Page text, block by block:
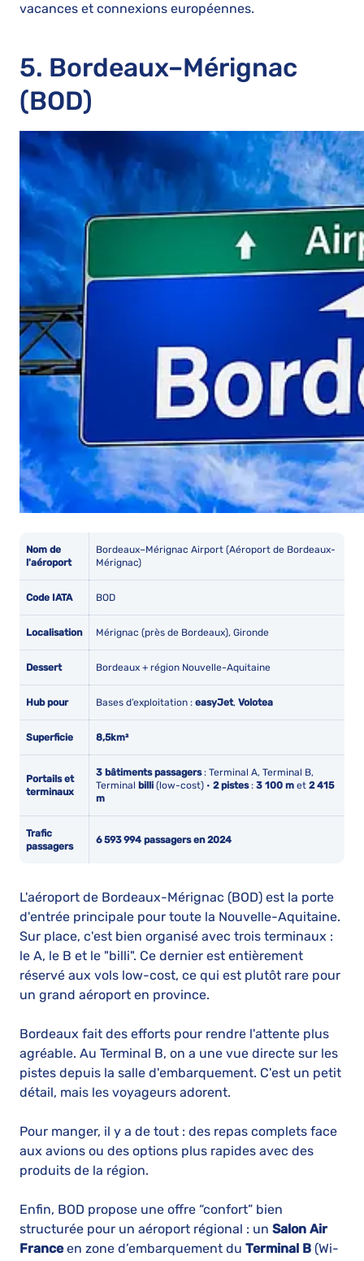
vacances et connexions européennes.
5. Bordeaux–Mérignac
(BOD)
Nom de
l'aéroport
Bordeaux–Mérignac Airport (Aéroport de Bordeaux-
Mérignac)
Code IATA BOD
Localisation Mérignac (près de Bordeaux), Gironde
Dessert Bordeaux + région Nouvelle-Aquitaine
Hub pour Bases d’exploitation : easyJet, Volotea
Superficie 8,5km²
Portails et
terminaux
3 bâtiments passagers: Terminal A, Terminal B,
Terminal billi (low-cost) • 2 pistes: 3 100 m et 2 415
m
Trafic
passagers
6 593 994 passagers en 2024
L'aéroport de Bordeaux-Mérignac (BOD) est la porte
d'entrée principale pour toute la Nouvelle-Aquitaine.
Sur place, c'est bien organisé avec trois terminaux :
le A, le B et le "billi". Ce dernier est entièrement
réservé aux vols low-cost, ce qui est plutôt rare pour
un grand aéroport en province.
Bordeaux fait des efforts pour rendre l'attente plus
agréable. Au Terminal B, on a une vue directe sur les
pistes depuis la salle d'embarquement. C'est un petit
détail, mais les voyageurs adorent.
Pour manger, il y a de tout : des repas complets face
aux avions ou des options plus rapides avec des
produits de la région.
Enfin, BOD propose une offre “confort” bien
structurée pour un aéroport régional : un Salon Air
Franceen zone d’embarquement du Terminal B (Wi-